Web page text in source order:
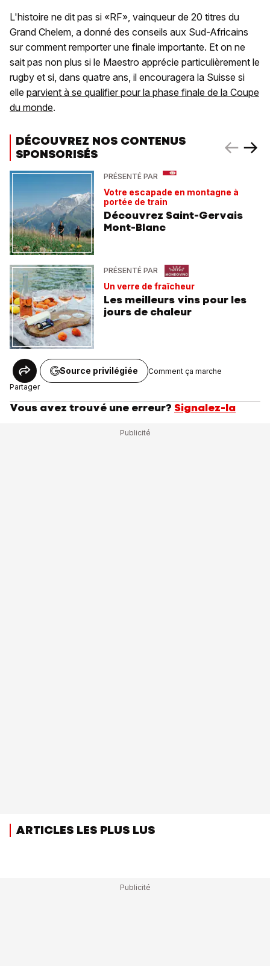
L'histoire ne dit pas si «RF», vainqueur de 20 titres du
Grand Chelem, a donné des conseils aux Sud-Africains
sur comment remporter une finale importante. Et on ne
sait pas non plus si le Maestro apprécie particulièrement le
rugby et si, dans quatre ans, il encouragera la Suisse si
elle parvient à se qualifier pour la phase finale de la Coupe
du monde.
DÉCOUVREZ NOS CONTENUS
SPONSORISÉS
PRÉSENTÉ PAR
Votre escapade en montagne à
portée de train
Découvrez Saint-Gervais
Mont-Blanc
PRÉSENTÉ PAR
Un verre de fraîcheur
Les meilleurs vins pour les
jours de chaleur
Partager
Source privilégiée Comment ça marche
Vous avez trouvé une erreur? Signalez-la
ARTICLES LES PLUS LUS